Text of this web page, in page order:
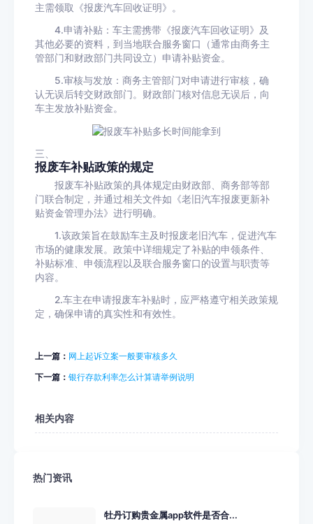
主需领取《报废汽车回收证明》。
4.申请补贴：车主需携带《报废汽车回收证明》及
其他必要的资料，到当地联合服务窗口（通常由商务主
管部门和财政部门共同设立）申请补贴资金。
5.审核与发放：商务主管部门对申请进行审核，确
认无误后转交财政部门。财政部门核对信息无误后，向
车主发放补贴资金。
三、
报废车补贴政策的规定
报废车补贴政策的具体规定由财政部、商务部等部
门联合制定，并通过相关文件如《老旧汽车报废更新补
贴资金管理办法》进行明确。
1.该政策旨在鼓励车主及时报废老旧汽车，促进汽车
市场的健康发展。政策中详细规定了补贴的申领条件、
补贴标准、申领流程以及联合服务窗口的设置与职责等
内容。
2.车主在申请报废车补贴时，应严格遵守相关政策规
定，确保申请的真实性和有效性。
上一篇： 网上起诉立案一般要审核多久
下一篇： 银行存款利率怎么计算请举例说明
相关内容
热门资讯
牡丹订购贵金属app软件是否合...